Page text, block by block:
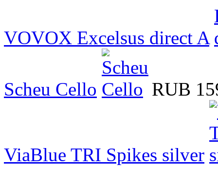
VOVOX Excelsus direct A
Scheu Cello RUB
ViaBlue TRI Spikes silver